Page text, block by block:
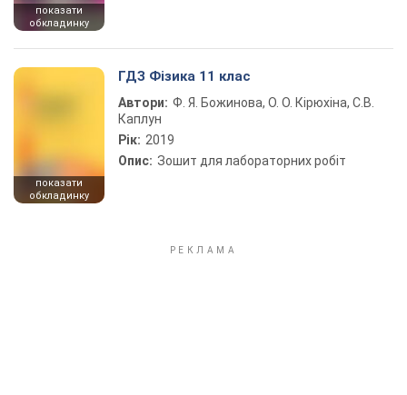
показати
обкладинку
показати
обкладинку
ГДЗ Фізика 11 клас
Автори: Ф. Я. Божинова, О. О. Кірюхіна, С.В.
Каплун
Рік: 2019
Опис: Зошит для лабораторних робіт